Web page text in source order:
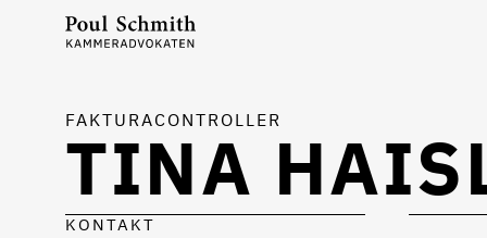
TINA
FAKTURACONTROLLER
KONTAKT